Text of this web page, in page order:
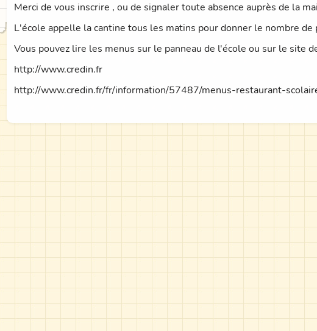
Merci de vous inscrire , ou de signaler toute absence auprès de la
L'école appelle la cantine tous les matins pour donner le nombre
Vous pouvez lire les menus sur le panneau de l'école ou sur le site
http://www.credin.fr
http://www.credin.fr/fr/information/57487/menus-restaurant-